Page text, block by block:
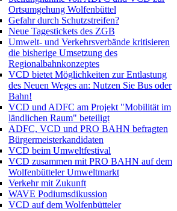
Ortsumgehung Wolfenbüttel
Gefahr durch Schutzstreifen?
Neue Tagestickets des ZGB
Umwelt- und Verkehrsverbände kritisieren
die bisherige Umsetzung des
Regionalbahnkonzeptes
VCD bietet Möglichkeiten zur Entlastung
des Neuen Weges an: Nutzen Sie Bus oder
Bahn!
VCD und ADFC am Projekt "Mobilität im
ländlichen Raum" beteiligt
ADFC, VCD und PRO BAHN befragten
Bürgermeisterkandidaten
VCD beim Umweltfestival
VCD zusammen mit PRO BAHN auf dem
Wolfenbütteler Umweltmarkt
Verkehr mit Zukunft
WAVE Podiumsdikussion
VCD auf dem Wolfenbütteler